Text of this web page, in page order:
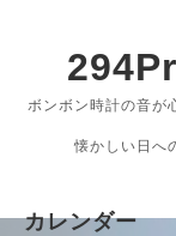
ボンボン時計の音が
懐かしい日へ
カレンダー